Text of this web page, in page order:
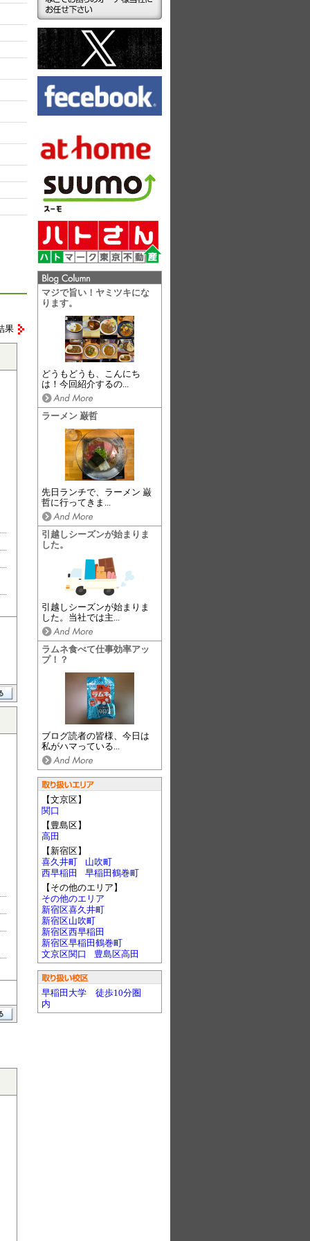
マジで旨い！ヤミツキにな
ります。
どうもどうも、こんにち
は！今回紹介するの...
ラーメン 巌哲
先日ランチで、ラーメン 巌
哲に行ってきま...
引越しシーズンが始まりま
した。
引越しシーズンが始まりま
した。当社では主...
ラムネ食べて仕事効率アッ
プ！？
ブログ読者の皆様、今日は
私がハマっている...
【文京区】
関口
【豊島区】
高田
【新宿区】
喜久井町
山吹町
西早稲田
早稲田鶴巻町
【その他のエリア】
その他のエリア
新宿区喜久井町
新宿区山吹町
新宿区西早稲田
新宿区早稲田鶴巻町
文京区関口
豊島区高田
早稲田大学 徒歩10分圏
内
果